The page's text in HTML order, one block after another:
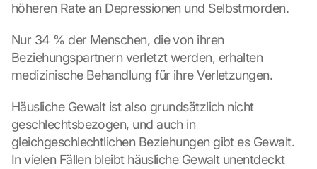
höheren Rate an Depressionen und Selbstmorden.
Nur 34 % der Menschen, die von ihren
Beziehungspartnern verletzt werden, erhalten
medizinische Behandlung für ihre Verletzungen.
Häusliche Gewalt ist also grundsätzlich nicht
geschlechtsbezogen, und auch in
gleichgeschlechtlichen Beziehungen gibt es Gewalt.
In vielen Fällen bleibt häusliche Gewalt unentdeckt
g
e
M
a
s
:
B
y
c